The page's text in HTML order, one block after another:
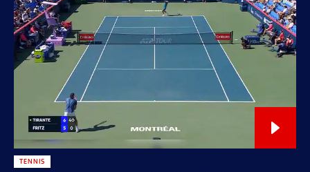
TENNIS